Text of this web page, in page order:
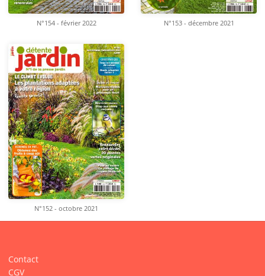
N°154 - février 2022 N°153 - décembre 2021
N°152 - octobre 2021
Contact
CGV